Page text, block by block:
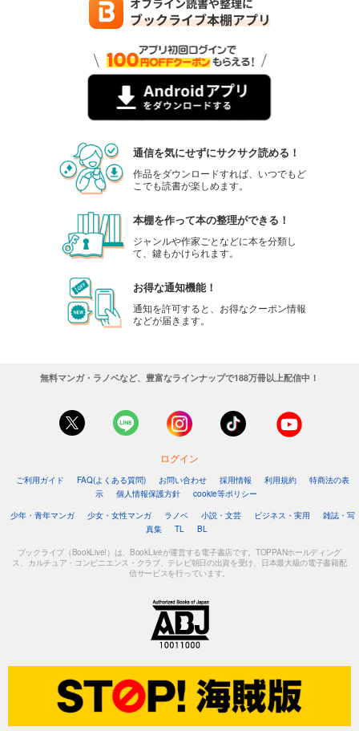
通信を気にせずにサクサク読める！
作品をダウンロードすれば、いつでもど
こでも読書が楽しめます。
本棚を作って本の整理ができる！
ジャンルや作家ごとなどに本を分類し
て、鍵もかけられます。
お得な通知機能！
通知を許可すると、お得なクーポン情報
などが届きます。
無料マンガ・ラノベなど、豊富なラインナップで188万冊以上配信中！
ログイン
ご利用ガイド FAQ(よくある質問) お問い合わせ 採用情報 利用規約
特商法の表
示
個人情報保護方針
cookie等ポリシー
少年・青年マンガ
少女・女性マンガ ラノベ 小説・文芸 ビジネス・実用
雑誌・写
真集
TL BL
ブックライブ（BookLive!）は、BookLiveが運営する電子書店です。TOPPANホールディング
ス、カルチュア・コンビニエンス・クラブ、テレビ朝日の出資を受け、日本最大級の電子書籍配
信サービスを行っています。